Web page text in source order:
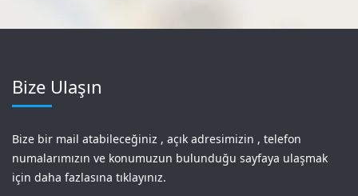
Bize Ulaşın
Bize bir mail atabileceğiniz , açık adresimizin , telefon
numalarımızın ve konumuzun bulunduğu sayfaya ulaşmak
için daha fazlasına tıklayınız.